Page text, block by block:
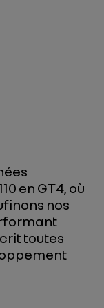
en GT4, où
nos
toutes